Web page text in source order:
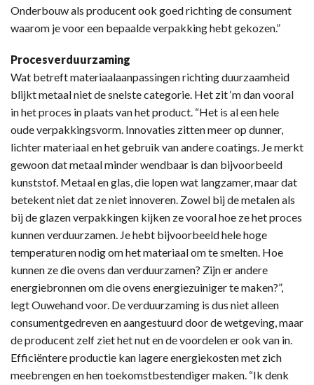
Onderbouw als producent ook goed richting de consument
waarom je voor een bepaalde verpakking hebt gekozen.”
Procesverduurzaming
Wat betreft materiaalaanpassingen richting duurzaamheid
blijkt metaal niet de snelste categorie. Het zit ‘m dan vooral
in het proces in plaats van het product. “Het is al een hele
oude verpakkingsvorm. Innovaties zitten meer op dunner,
lichter materiaal en het gebruik van andere coatings. Je merkt
gewoon dat metaal minder wendbaar is dan bijvoorbeeld
kunststof. Metaal en glas, die lopen wat langzamer, maar dat
betekent niet dat ze niet innoveren. Zowel bij de metalen als
bij de glazen verpakkingen kijken ze vooral hoe ze het proces
kunnen verduurzamen. Je hebt bijvoorbeeld hele hoge
temperaturen nodig om het materiaal om te smelten. Hoe
kunnen ze die ovens dan verduurzamen? Zijn er andere
energiebronnen om die ovens energiezuiniger te maken?”,
legt Ouwehand voor. De verduurzaming is dus niet alleen
consumentgedreven en aangestuurd door de wetgeving, maar
de producent zelf ziet het nut en de voordelen er ook van in.
Efficiëntere productie kan lagere energiekosten met zich
meebrengen en hen toekomstbestendiger maken. “Ik denk